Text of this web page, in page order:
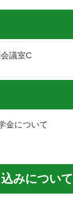
議室C
金について
みについて